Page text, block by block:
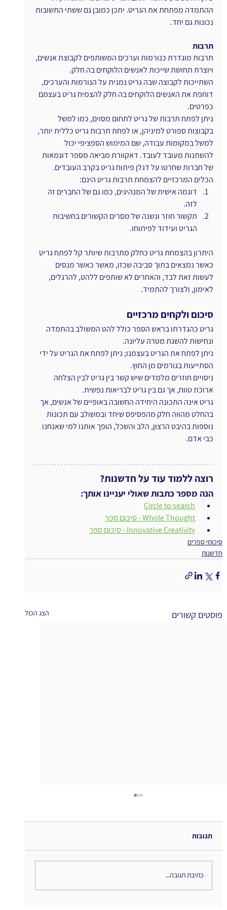
ההתמדה מפתחת את הגריט. יתכן כמובן גם ששתי התשובות
נכונות גם יחד.
תרבות
תרבות מוגדרת כנורמות וערכים המשותפים לקבוצת אנשים,
ויוצרת תחושת שייכות לאנשים הלוקחים בה חלק.
השתייכות לקבוצה שבה גריט נמנית על הנורמות והערכים,
דוחפת את האנשים הלוקחים בה חלק להצמיח גריט בעצמם
כפרטים.
ניתן לפתח תרבות של גריט לתחום מסוים, כמו למשל
בקבוצות ספורט למיניהן, או לפחת תרבות גריט כללית יותר,
למשל במקומות עבודה, שם המימוש הספציפי יכול
להשתנות מעובד לעובד. דאקוורת מביאה מספר דוגמאות
של חברות שחרטו על דגלן פיתוח גריט בקרב העובדים.
הכלים המרכזיים להצמחת תרבות גריט הינם:
דוגמה אישית של המנהיגים, כמו גם של החברים זה
לזה.
תקשור חוזר ונשנה של מסרים הקשורים בחשיבות
הגריט ועידוד לפיתוחו.
היתרון בהצמחת גריט כחלק מתרבות שיותר קל לפתח גריט
כאשר נמצאים בתוך סביבה שכזו, מאשר כאשר מנסים
לעשות זאת לבד, והאחרים לא שותפים ללהט, להרגלים,
לאימון, ולצורך להתמיד.
סיכום ולקחים מרכזיים
גריט כהגדרתו בראש הספר כולל להט המשולב בהתמדה
ונחישות להשגת מטרה עליונה.
ניתן לפתח את הגריט בעצמנו; ניתן לפתח את הגריט על ידי
הסתייעות בגורמים מן החוץ.
ניסויים חוזרים מלמדים שיש קשר בין גריט לבין הצלחה
ארוכת טווח, אך גם בין גריט לבריאות נפשית.
גריט אינה התכונה היחידה החשובה באופיים של אנשים, אך
בהחלט מהווה חלק מהפסיפס שיחד ובמשולב עם תכונות
נוספות בהיבט הרצון, הלב והשכל, הופך אותנו למי שאנחנו
כבי אדם.
רוצה ללמוד עוד על חדשנות?
הנה מספר כתבות שאולי יעניינו אותך:
Circle to search
Whole Thought - סיכום ספר
Innovative Creativity - סיכום ספר
סיכומי ספרים
חדשנות
פוסטים קשורים הצג הכול
תגובות
כתיבת תגובה...